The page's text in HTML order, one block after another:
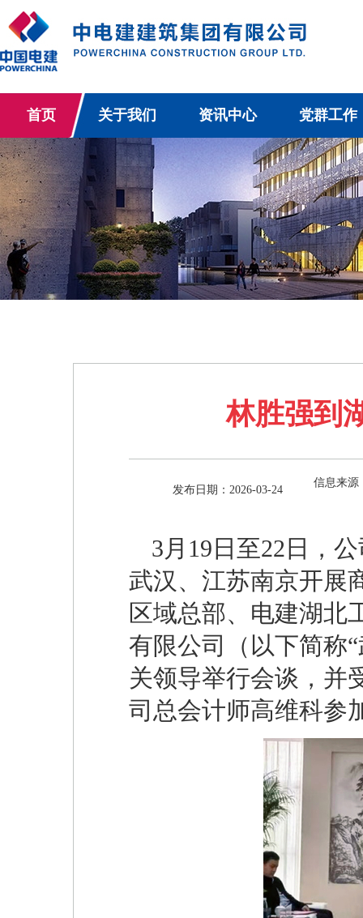
首页 关于我们 资讯中心 党群工作
林胜强到
发布日期：2026-03-24
信息来源
3月19日至22日，
武汉、江苏南京开展
区域总部、电建湖北
有限公司（以下简称
关领导举行会谈，并
司总会计师高维科参